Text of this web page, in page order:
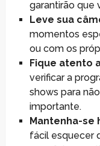
garantirão que
Leve sua
momentos
ou com os
Fique atento
verificar a
shows para
importante.
Mantenha-se
fácil esquecer